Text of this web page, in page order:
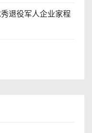
退役军人企业家程